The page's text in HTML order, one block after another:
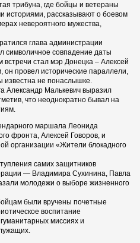
трибуна, где бойцы и ветераны
историями, рассказывают о боевом
невероятного мужества,
глава администрации
символичное совпадение даты
стал мэр Донецка – Алексей
провел исторические параллели,
известна не понаслышке.
Александр Малькевич выразил
что неоднократно бывал на
маршала Леонида
фронта, Алексей Говоров, и
организации «Жители блокадного
самих защитников
— Владимира Сухинина, Павла
молодежи о выборе жизненного
были вручены почетные
воспитание
миссиях и